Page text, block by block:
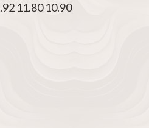
11.80 10.90